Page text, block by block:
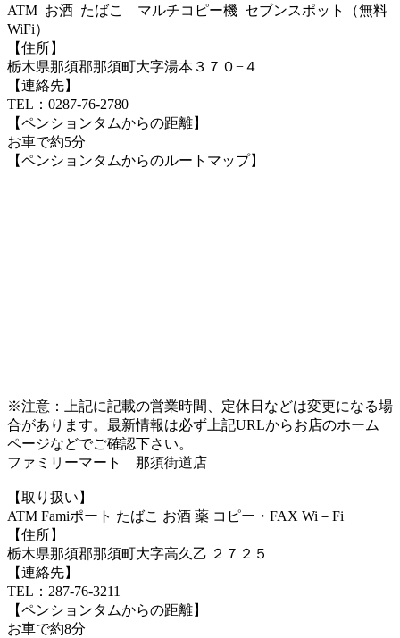
ATM お酒 たばこ マルチコピー機 セブンスポット（無料
WiFi）
【住所】
栃木県那須郡那須町大字湯本３７０−４
【連絡先】
TEL：0287-76-2780
【ペンションタムからの距離】
お車で約5分
【ペンションタムからのルートマップ】
※注意：上記に記載の営業時間、定休日などは変更になる場
合があります。最新情報は必ず上記URLからお店のホーム
ページなどでご確認下さい。
ファミリーマート 那須街道店
【取り扱い】
ATM Famiポート たばこ お酒 薬 コピー・FAX Wi－Fi
【住所】
栃木県那須郡那須町大字高久乙 ２７２５
【連絡先】
TEL：287-76-3211
【ペンションタムからの距離】
お車で約8分